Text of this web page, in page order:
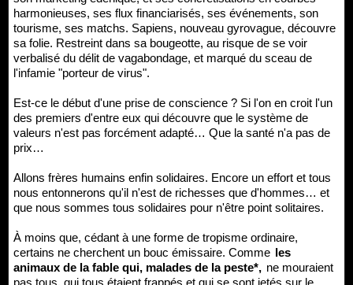
harmonieuses, ses flux financiarisés, ses événements, son
tourisme, ses matchs. Sapiens, nouveau gyrovague, découvre
sa folie. Restreint dans sa bougeotte, au risque de se voir
verbalisé du délit de vagabondage, et marqué du sceau de
l'infamie "porteur de virus".
Est-ce le début d'une prise de conscience ? Si l'on en croit l'un
des premiers d'entre eux qui découvre que le système de
valeurs n'est pas forcément adapté… Que la santé n'a pas de
prix…
Allons frères humains enfin solidaires. Encore un effort et tous
nous entonnerons qu'il n'est de richesses que d'hommes… et
que nous sommes tous solidaires pour n'être point solitaires.
À moins que, cédant à une forme de tropisme ordinaire,
certains ne cherchent un bouc émissaire. Comme les
animaux de la fable qui, malades de la peste*, ne mouraient
pas tous, qui tous étaient frappés et qui se sont jetés sur le